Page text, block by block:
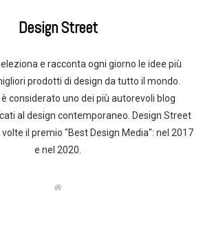
Design Street
e racconta ogni giorno le idee più
prodotti di design da tutto il mondo.
considerato uno dei più autorevoli blog
al design contemporaneo. Design Street
il premio "Best Design Media": nel 2017
e nel 2020.
W